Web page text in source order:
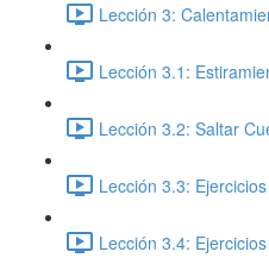
Lección 3:
Lección 3.1:
Lección 3.2: Saltar
Lección 3.3:
Lección 3.4: